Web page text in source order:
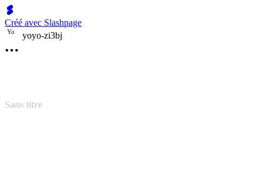
Créé avec Slashpage
Yo yoyo-zi3bj
Sans titre